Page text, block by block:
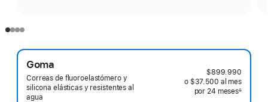
Goma
Correas de fluoroelastómero y
silicona elásticas y resistentes al
agua
$899.990
o $37.500 al mes
por 24 mesesmeses
Nota a pie de página
∆